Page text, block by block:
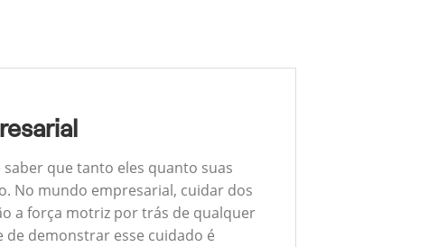
que tanto eles quanto suas
No mundo empresarial, cuidar dos
a força motriz por trás de qualquer
demonstrar esse cuidado é